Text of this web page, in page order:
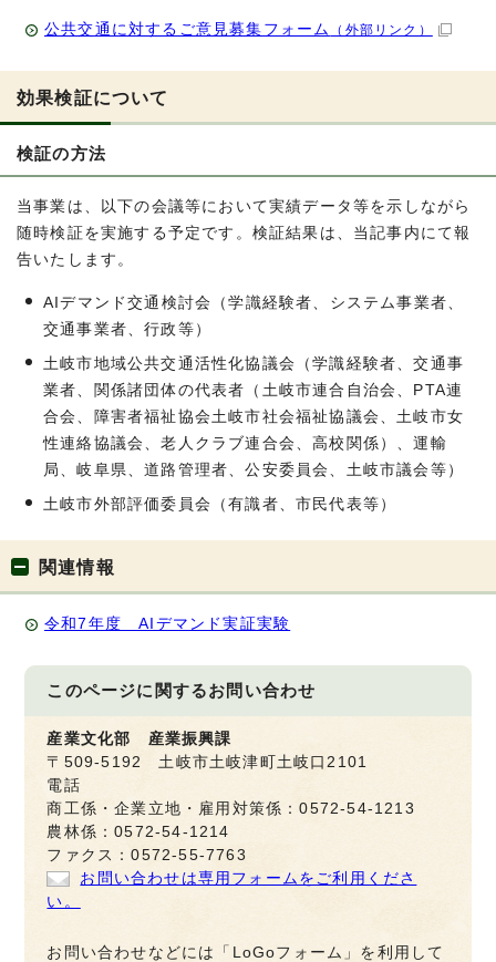
公共交通に対するご意見募集フォーム （外部リンク）
効果検証について
検証の方法
当事業は、以下の会議等において実績データ等を示しながら
随時検証を実施する予定です。検証結果は、当記事内にて報
告いたします。
AIデマンド交通検討会（学識経験者、システム事業者、
交通事業者、行政等）
土岐市地域公共交通活性化協議会（学識経験者、交通事
業者、関係諸団体の代表者（土岐市連合自治会、PTA連
合会、障害者福祉協会土岐市社会福祉協議会、土岐市女
性連絡協議会、老人クラブ連合会、高校関係）、運輸
局、岐阜県、道路管理者、公安委員会、土岐市議会等）
土岐市外部評価委員会（有識者、市民代表等）
関連情報
令和7年度 AIデマンド実証実験
このページに関するお問い合わせ
産業文化部 産業振興課
〒509-5192 土岐市土岐津町土岐口2101
電話
商工係・企業立地・雇用対策係：0572-54-1213
農林係：0572-54-1214
ファクス：0572-55-7763
お問い合わせは専用フォームをご利用くださ
い。
お問い合わせなどには「LoGoフォーム」を利用して